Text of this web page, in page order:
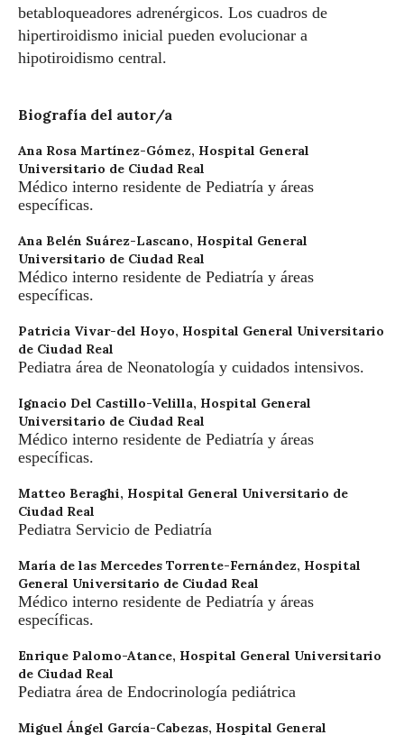
betabloqueadores adrenérgicos. Los cuadros de
hipertiroidismo inicial pueden evolucionar a
hipotiroidismo central.
Biografía del autor/a
Ana Rosa Martínez-Gómez, Hospital General
Universitario de Ciudad Real
Médico interno residente de Pediatría y áreas
específicas.
Ana Belén Suárez-Lascano, Hospital General
Universitario de Ciudad Real
Médico interno residente de Pediatría y áreas
específicas.
Patricia Vivar-del Hoyo, Hospital General Universitario
de Ciudad Real
Pediatra área de Neonatología y cuidados intensivos.
Ignacio Del Castillo-Velilla, Hospital General
Universitario de Ciudad Real
Médico interno residente de Pediatría y áreas
específicas.
Matteo Beraghi, Hospital General Universitario de
Ciudad Real
Pediatra Servicio de Pediatría
María de las Mercedes Torrente-Fernández, Hospital
General Universitario de Ciudad Real
Médico interno residente de Pediatría y áreas
específicas.
Enrique Palomo-Atance, Hospital General Universitario
de Ciudad Real
Pediatra área de Endocrinología pediátrica
Miguel Ángel García-Cabezas, Hospital General